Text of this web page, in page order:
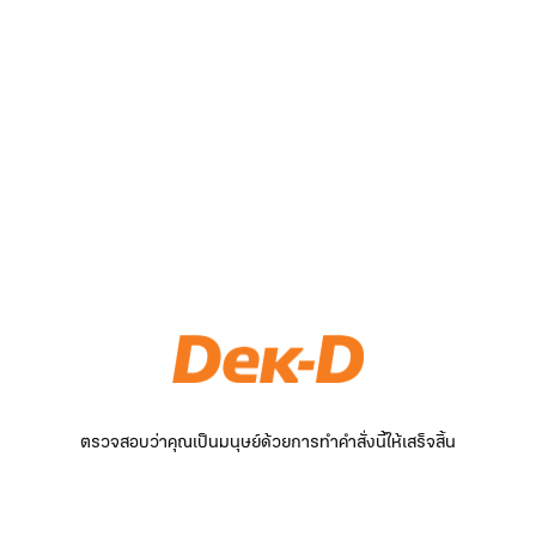
ตรวจสอบว่าคุณเป็นมนุษย์ด้วยการทำคำสั่งนี้ให้เสร็จสิ้น